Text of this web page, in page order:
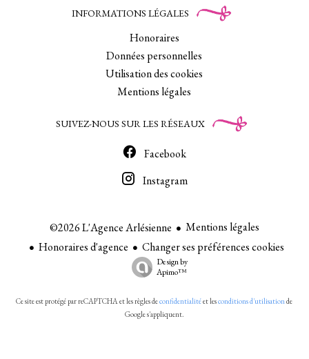
INFORMATIONS LÉGALES
Honoraires
Données personnelles
Utilisation des cookies
Mentions légales
SUIVEZ-NOUS SUR LES RÉSEAUX
Facebook
Instagram
©2026 L'Agence Arlésienne
Mentions légales
Honoraires d'agence
Changer ses préférences cookies
Design by
Apimo™
Ce site est protégé par reCAPTCHA et les règles deconfidentialitéet lesconditions d'utilisationde
Google s'appliquent.